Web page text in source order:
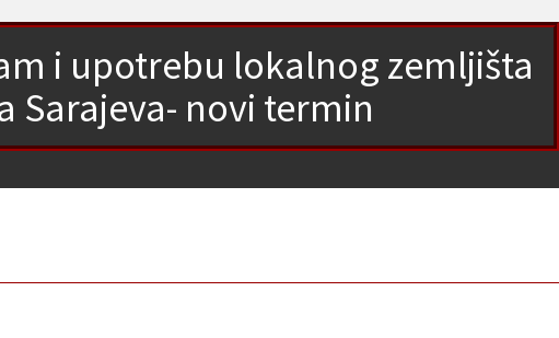
i upotrebu lokalnog zemljišta
Sarajeva- novi termin